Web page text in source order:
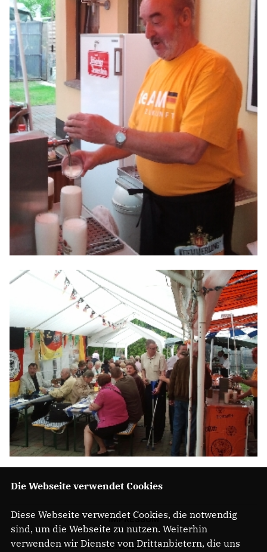
IMPRESSUM
DATENSCHUTZ
Die Webseite verwendet Cookies
Diese Webseite verwendet Cookies, die notwendig
sind, um die Webseite zu nutzen. Weiterhin
verwenden wir Dienste von Drittanbietern, die uns